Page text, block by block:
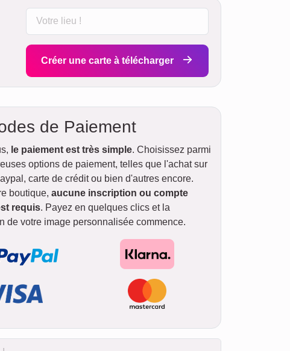
Créer une carte à télécharger
de Paiement
le paiement est très simple. Choisissez parmi
options de paiement, telles que l'achat sur
carte de crédit ou bien d'autres encore.
boutique, aucune inscription ou compte
requis. Payez en quelques clics et la
de votre image personnalisée commence.